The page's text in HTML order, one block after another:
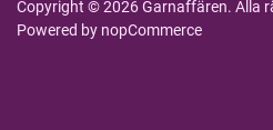
Copyright © 2026 Garnaffären. Alla
Powered by nopCommerce